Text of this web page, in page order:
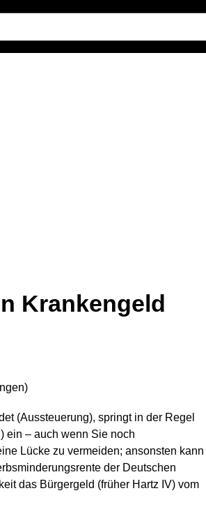
Krankengeld
)
(Aussteuerung), springt in der Regel
ein – auch wenn Sie noch
Lücke zu vermeiden; ansonsten kann
der Deutschen
das Bürgergeld (früher Hartz IV) vom